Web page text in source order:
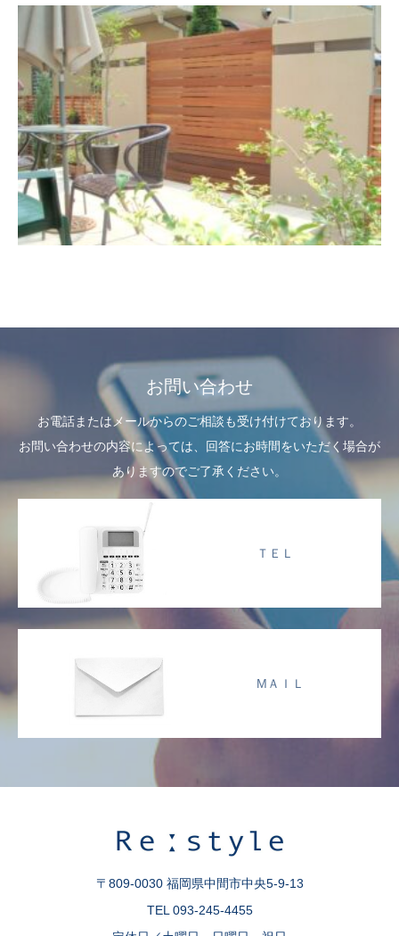
お問い合わせ
お電話またはメールからのご相談も受け付けております。
お問い合わせの内容によっては、回答にお時間をいただく場合が
ありますのでご了承ください。
ＴＥＬ
МＡＩＬ
〒809-0030 福岡県中間市中央5-9-13
TEL 093-245-4455